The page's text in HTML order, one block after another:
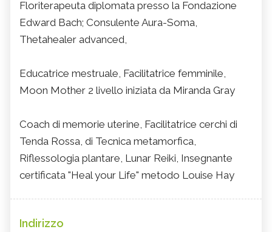
Floriterapeuta diplomata presso la Fondazione
Edward Bach; Consulente Aura-Soma,
Thetahealer advanced,
Educatrice mestruale, Facilitatrice femminile,
Moon Mother 2 livello iniziata da Miranda Gray
Coach di memorie uterine, Facilitatrice cerchi di
Tenda Rossa, di Tecnica metamorfica,
Riflessologia plantare, Lunar Reiki, Insegnante
certificata "Heal your Life" metodo Louise Hay
Indirizzo